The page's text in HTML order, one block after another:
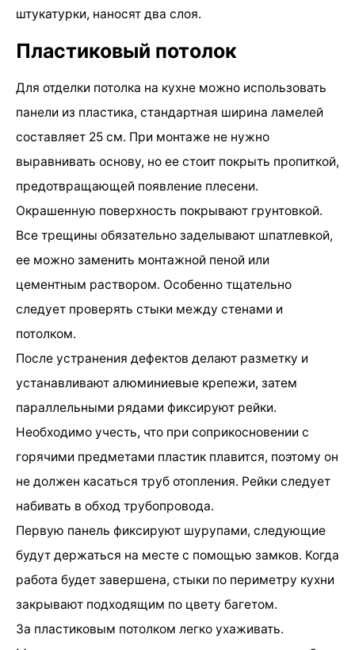
штукатурки, наносят два слоя.
Пластиковый потолок
Для отделки потолка на кухне можно использовать
панели из пластика, стандартная ширина ламелей
составляет 25 см. При монтаже не нужно
выравнивать основу, но ее стоит покрыть пропиткой,
предотвращающей появление плесени.
Окрашенную поверхность покрывают грунтовкой.
Все трещины обязательно заделывают шпатлевкой,
ее можно заменить монтажной пеной или
цементным раствором. Особенно тщательно
следует проверять стыки между стенами и
потолком.
После устранения дефектов делают разметку и
устанавливают алюминиевые крепежи, затем
параллельными рядами фиксируют рейки.
Необходимо учесть, что при соприкосновении с
горячими предметами пластик плавится, поэтому он
не должен касаться труб отопления. Рейки следует
набивать в обход трубопровода.
Первую панель фиксируют шурупами, следующие
будут держаться на месте с помощью замков. Когда
работа будет завершена, стыки по периметру кухни
закрывают подходящим по цвету багетом.
За пластиковым потолком легко ухаживать.